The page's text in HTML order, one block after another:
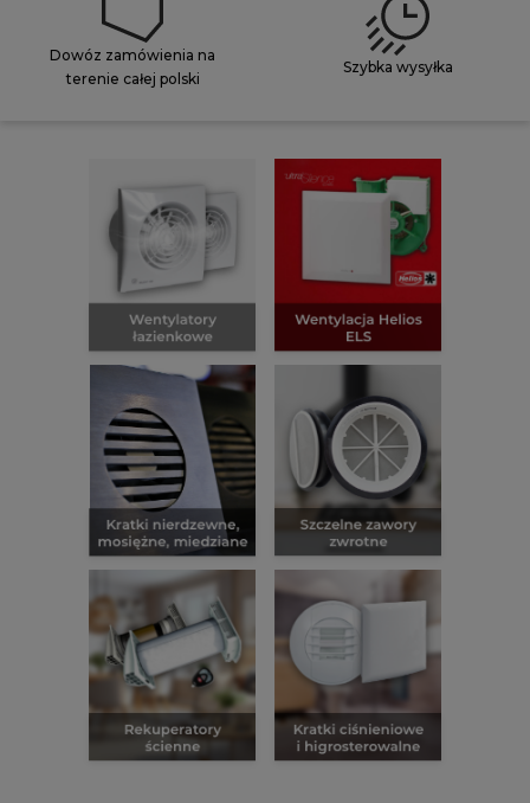
Dowóz zamówienia na
terenie całej polski
Szybka wysyłka